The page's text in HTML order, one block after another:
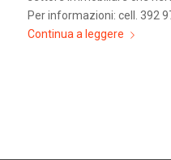
Per informazioni: cell. 392
Continua a leggere